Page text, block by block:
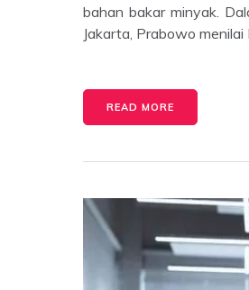
bahan bakar minyak.
Jakarta, Prabowo menilai
READ MORE